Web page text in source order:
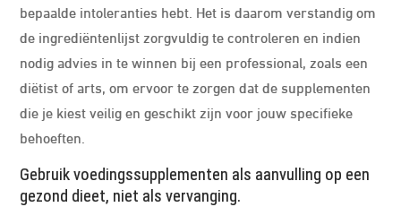
bepaalde intoleranties hebt. Het is daarom verstandig om
de ingrediëntenlijst zorgvuldig te controleren en indien
nodig advies in te winnen bij een professional, zoals een
diëtist of arts, om ervoor te zorgen dat de supplementen
die je kiest veilig en geschikt zijn voor jouw specifieke
behoeften.
Gebruik voedingssupplementen als aanvulling op een
gezond dieet, niet als vervanging.